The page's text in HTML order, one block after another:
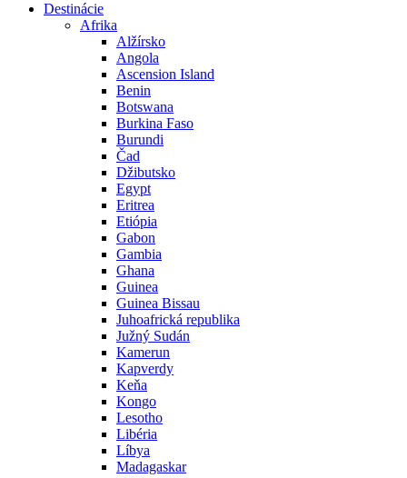
Destinácie
Afrika
Alžírsko
Angola
Ascension Island
Benin
Botswana
Burkina Faso
Burundi
Čad
Džibutsko
Egypt
Eritrea
Etiópia
Gabon
Gambia
Ghana
Guinea
Guinea Bissau
Juhoafrická republika
Južný Sudán
Kamerun
Kapverdy
Keňa
Kongo
Lesotho
Libéria
Líbya
Madagaskar